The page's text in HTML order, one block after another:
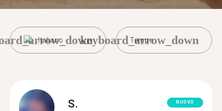
Italiano Tempe
keyboard_arrow_down
S. NUOVO